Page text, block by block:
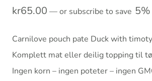
kr65.00 —or subscribe to save 5%
Carnilove pouch pate Duck with
Komplett mat eller deilig topping til
Ingen korn – ingen poteter – ingen